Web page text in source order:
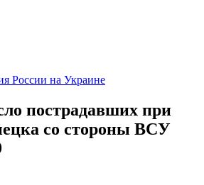
России на Украине
пострадавших при
со стороны ВСУ